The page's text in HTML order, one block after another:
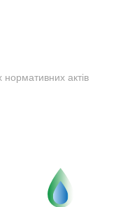
актів